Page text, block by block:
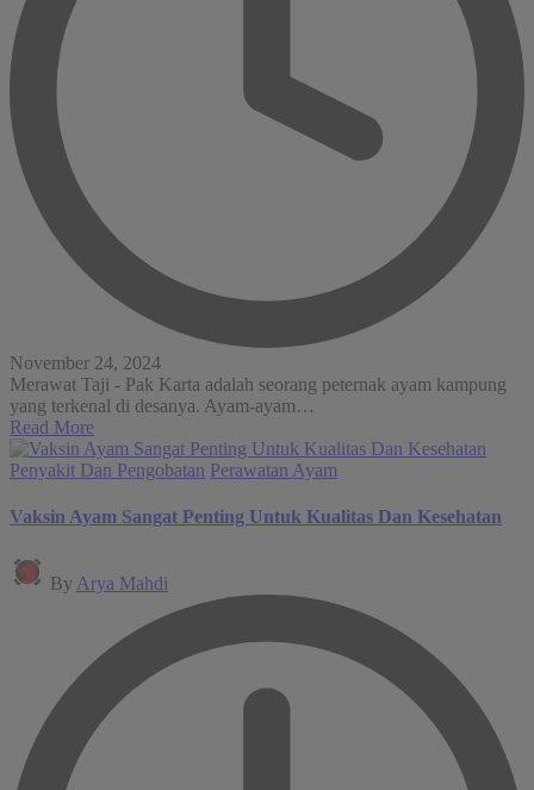
November 24, 2024
Merawat Taji - Pak Karta adalah seorang peternak ayam kampung
yang terkenal di desanya. Ayam-ayam…
Read More
Posted
Penyakit Dan Pengobatan Perawatan Ayam
Vaksin Ayam Sangat Penting Untuk Kualitas Dan Kesehatan
Posted
by
By Arya Mahdi